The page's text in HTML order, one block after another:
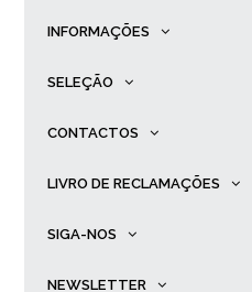
INFORMAÇÕES
SELEÇÃO
CONTACTOS
LIVRO DE RECLAMAÇÕES
SIGA-NOS
NEWSLETTER